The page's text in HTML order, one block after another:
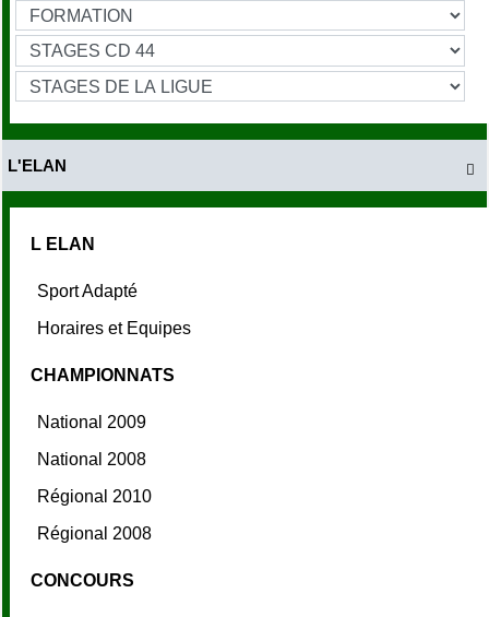

L'ELAN
L ELAN
Sport Adapté
Horaires et Equipes
CHAMPIONNATS
National 2009
National 2008
Régional 2010
Régional 2008
CONCOURS